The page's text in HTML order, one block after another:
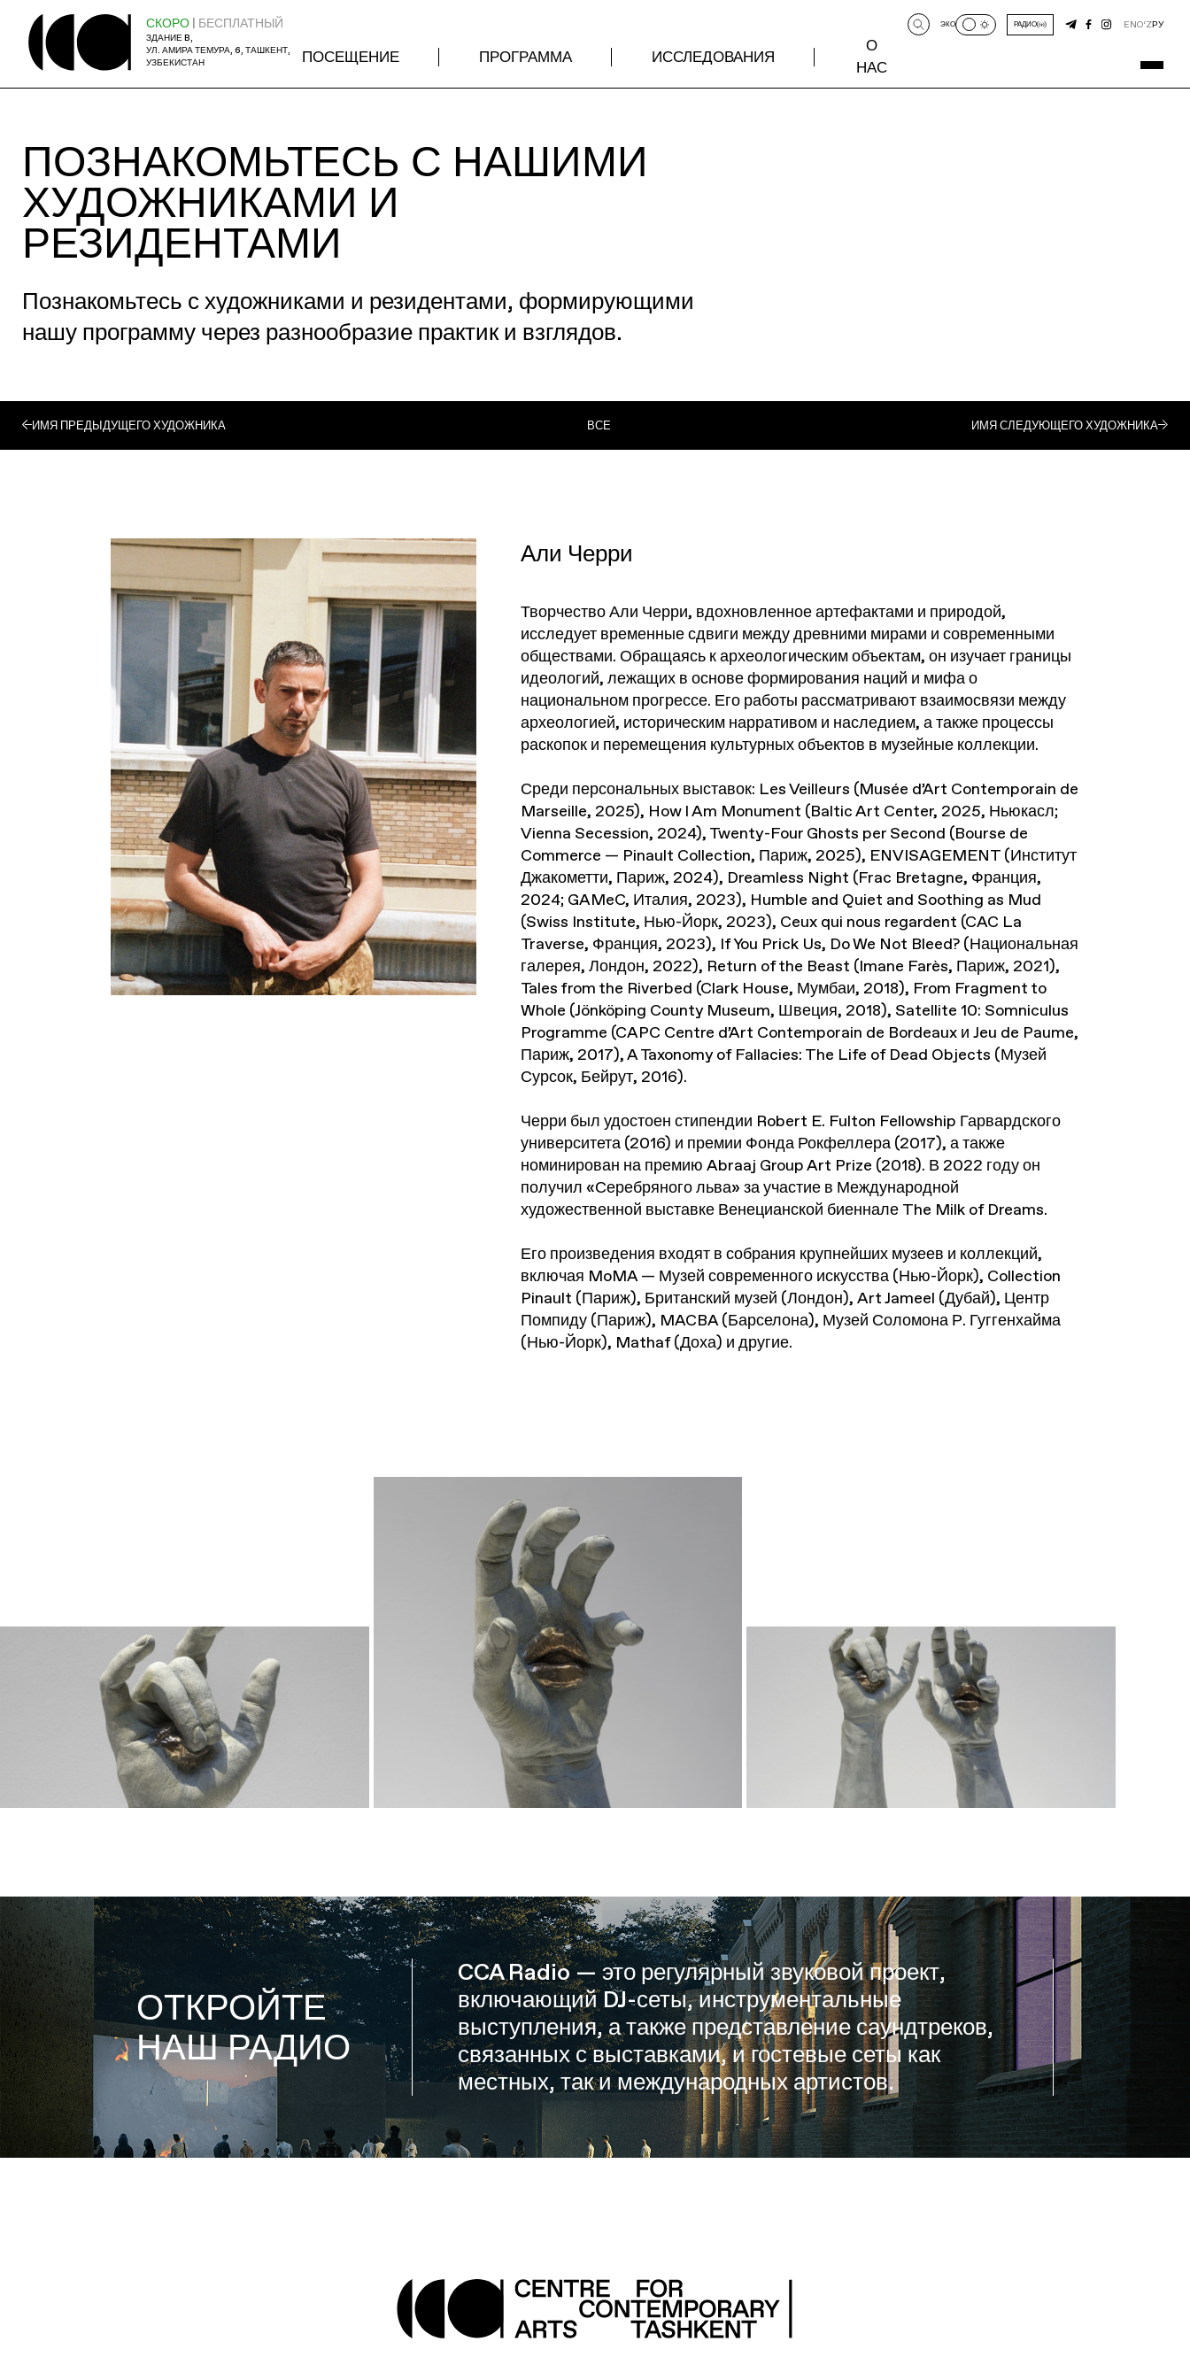
СКОРО | БЕСПЛАТНЫЙ
ЗДАНИЕ B,
УЛ. АМИРА ТЕМУРА, 6, ТАШКЕНТ,
УЗБЕКИСТАН
ПОСЕЩЕНИЕ ПРОГРАММА ИССЛЕДОВАНИЯ
О
НАС
ЭКО РАДИО ENO‘ZРУ
ПОЗНАКОМЬТЕСЬ С НАШИМИ
ХУДОЖНИКАМИ И
РЕЗИДЕНТАМИ
Познакомьтесь с художниками и резидентами, формирующими
нашу программу через разнообразие практик и взглядов.
ИМЯ ПРЕДЫДУЩЕГО ХУДОЖНИКА ВСЕ ИМЯ СЛЕДУЮЩЕГО ХУДОЖНИКА
Али Черри
Творчество Али Черри, вдохновленное артефактами и природой,
исследует временные сдвиги между древними мирами и современными
обществами. Обращаясь к археологическим объектам, он изучает границы
идеологий, лежащих в основе формирования наций и мифа о
национальном прогрессе. Его работы рассматривают взаимосвязи между
археологией, историческим нарративом и наследием, а также процессы
раскопок и перемещения культурных объектов в музейные коллекции.
Среди персональных выставок: Les Veilleurs (Musée d’Art Contemporain de
Marseille, 2025), How I Am Monument (Baltic Art Center, 2025, Ньюкасл;
Vienna Secession, 2024), Twenty-Four Ghosts per Second (Bourse de
Commerce — Pinault Collection, Париж, 2025), ENVISAGEMENT (Институт
Джакометти, Париж, 2024), Dreamless Night (Frac Bretagne, Франция,
2024; GAMeC, Италия, 2023), Humble and Quiet and Soothing as Mud
(Swiss Institute, Нью-Йорк, 2023), Ceux qui nous regardent (CAC La
Traverse, Франция, 2023), If You Prick Us, Do We Not Bleed? (Национальная
галерея, Лондон, 2022), Return of the Beast (Imane Farès, Париж, 2021),
Tales from the Riverbed (Clark House, Мумбаи, 2018), From Fragment to
Whole (Jönköping County Museum, Швеция, 2018), Satellite 10: Somniculus
Programme (CAPC Centre d’Art Contemporain de Bordeaux и Jeu de Paume,
Париж, 2017), A Taxonomy of Fallacies: The Life of Dead Objects (Музей
Сурсок, Бейрут, 2016).
Черри был удостоен стипендии Robert E. Fulton Fellowship Гарвардского
университета (2016) и премии Фонда Рокфеллера (2017), а также
номинирован на премию Abraaj Group Art Prize (2018). В 2022 году он
получил «Серебряного льва» за участие в Международной
художественной выставке Венецианской биеннале The Milk of Dreams.
Его произведения входят в собрания крупнейших музеев и коллекций,
включая MoMA — Музей современного искусства (Нью-Йорк), Collection
Pinault (Париж), Британский музей (Лондон), Art Jameel (Дубай), Центр
Помпиду (Париж), MACBA (Барселона), Музей Соломона Р. Гуггенхайма
(Нью-Йорк), Mathaf (Доха) и другие.
ОТКРОЙТЕ
НАШ РАДИО
CCA Radio — это регулярный звуковой проект,
включающий DJ-сеты, инструментальные
выступления, а также представление саундтреков,
связанных с выставками, и гостевые сеты как
местных, так и международных артистов.